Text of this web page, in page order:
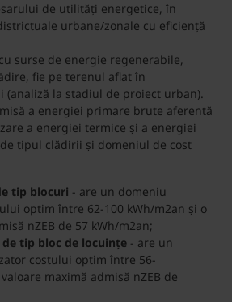
de utilități energetice, în
urbane/zonale cu eficiență
surse de energie regenerabile,
fie pe terenul aflat în
(analiză la stadiul de proiect urban).
a energiei primare brute aferentă
a energiei termice și a energiei
tipul clădirii și domeniul de cost
tip blocuri - are un domeniu
optim între 62-100 kWh/m2an și o
nZEB de 57 kWh/m2an;
tip bloc de locuințe - are un
costului optim între 56-
maximă admisă nZEB de